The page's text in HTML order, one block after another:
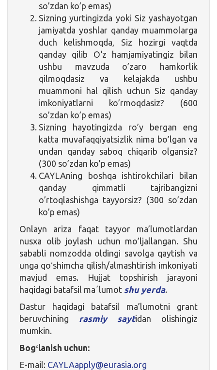
so’zdan ko’p emas)
Sizning yurtingizda yoki Siz yashayotgan
jamiyatda yoshlar qanday muammolarga
duch kelishmoqda, Siz hozirgi vaqtda
qanday qilib O‘z hamjamiyatingiz bilan
ushbu mavzuda o’zaro hamkorlik
qilmoqdasiz va kelajakda ushbu
muammoni hal qilish uchun Siz qanday
imkoniyatlarni ko’rmoqdasiz? (600
so’zdan ko’p emas)
Sizning hayotingizda ro’y bergan eng
katta muvafaqqiyatsizlik nima bo’lgan va
undan qanday saboq chiqarib olgansiz?
(300 so’zdan ko’p emas)
CAYLAning boshqa ishtirokchilari bilan
qanday qimmatli tajribangizni
o’rtoqlashishga tayyorsiz? (300 so’zdan
ko’p emas)
Onlayn ariza faqat tayyor ma’lumotlardan
nusxa olib joylash uchun mo’ljallangan. Shu
sababli nomzodda oldingi savolga qaytish va
unga qoʻshimcha qilish/almashtirish imkoniyati
mavjud emas. Hujjat topshirish jarayoni
haqidagi batafsil maʼlumot shu yerda.
Dastur haqidagi batafsil ma’lumotni grant
beruvchining rasmiy saytidan olishingiz
mumkin.
Bogʻlanish uchun:
E-mail: CAYLAapply@eurasia.org